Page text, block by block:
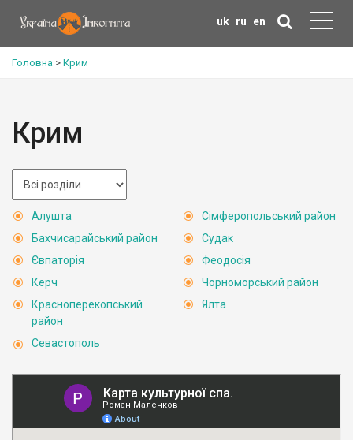
uk ru en
Головна > Крим
Крим
Алушта
Бахчисарайський район
Євпаторія
Керч
Красноперекопський
район
Севастополь
Сімферопольський район
Судак
Феодосія
Чорноморський район
Ялта